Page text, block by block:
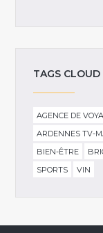
TAGS CLOUD
AGENCE DE
ARDENNES TV-
BIEN-ÊTRE
SPORTS
VIN